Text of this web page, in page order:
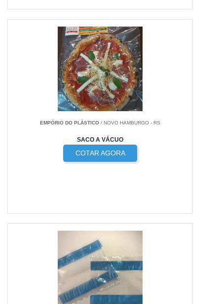
EMPÓRIO DO PLÁSTICO / NOVO HAMBURGO - RS
SACO A VÁCUO
COTAR AGORA